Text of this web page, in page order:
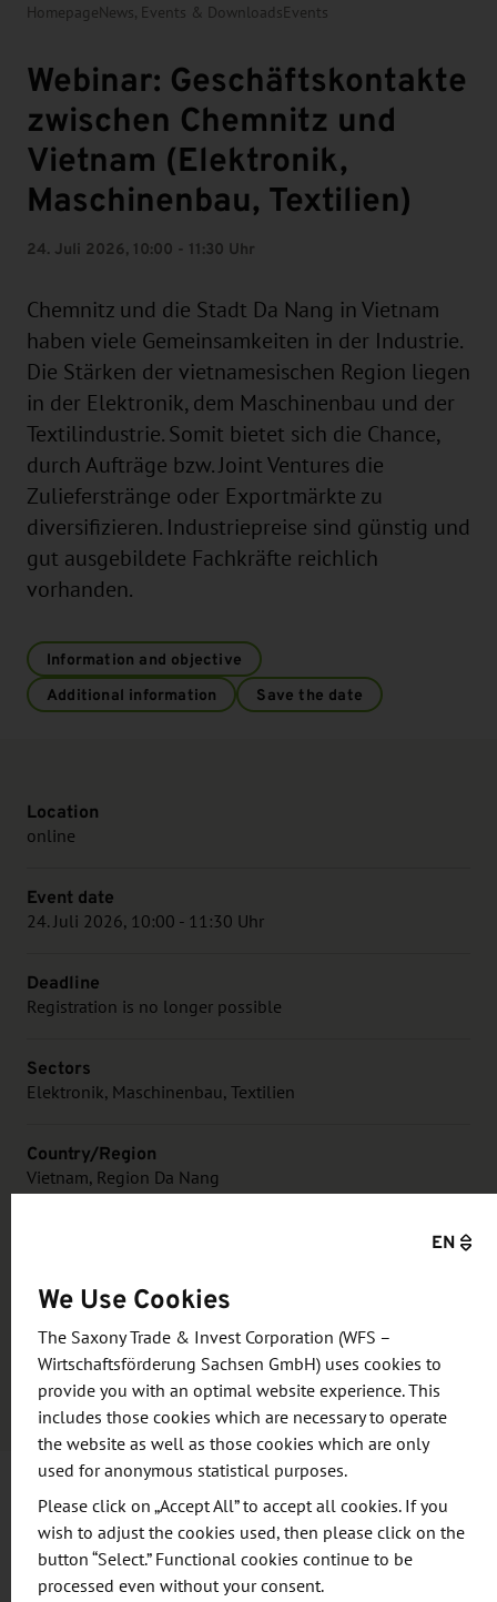
Homepage News, Events & Downloads Events
Webinar: Geschäftskontakte
zwischen Chemnitz und
Vietnam (Elektronik,
Maschinenbau, Textilien)
24. Juli 2026, 10:00 - 11:30 Uhr
Chemnitz und die Stadt Da Nang in Vietnam
haben viele Gemeinsamkeiten in der Industrie.
Die Stärken der vietnamesischen Region liegen
in der Elektronik, dem Maschinenbau und der
Textilindustrie. Somit bietet sich die Chance,
durch Aufträge bzw. Joint Ventures die
Zulieferstränge oder Exportmärkte zu
diversifizieren. Industriepreise sind günstig und
gut ausgebildete Fachkräfte reichlich
vorhanden.
Information and objective
Additional information
Save the date
Location
online
Event date
24. Juli 2026, 10:00 - 11:30 Uhr
Deadline
Registration is no longer possible
Sectors
Elektronik, Maschinenbau, Textilien
Country/Region
Vietnam, Region Da Nang
Commerce and Industry
Price
kostenfrei
Information and objective
Das Webinar stellt Ihnen Unternehmen der Region
EN
We Use Cookies
The Saxony Trade & Invest Corporation (WFS –
Wirtschaftsförderung Sachsen GmbH) uses cookies to
provide you with an optimal website experience. This
includes those cookies which are necessary to operate
the website as well as those cookies which are only
used for anonymous statistical purposes.
Please click on „Accept All” to accept all cookies. If you
wish to adjust the cookies used, then please click on the
button “Select.” Functional cookies continue to be
processed even without your consent.